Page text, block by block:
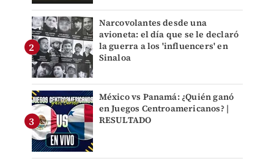
Narcovolantes desde una
avioneta: el día que se le declaró
la guerra a los 'influencers' en
Sinaloa
México vs Panamá: ¿Quién ganó
en Juegos Centroamericanos? |
RESULTADO